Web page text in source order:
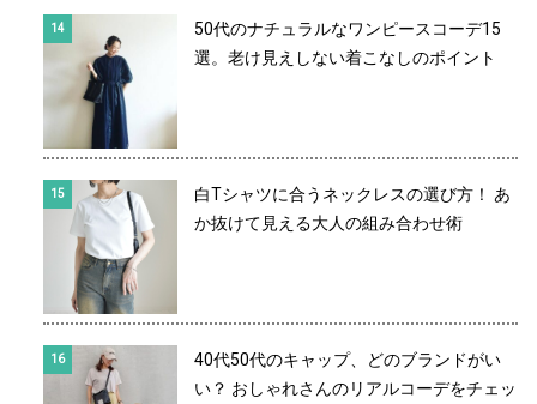
50代のナチュラルなワンピースコーデ15
選。老け見えしない着こなしのポイント
白Tシャツに合うネックレスの選び方！ あ
か抜けて見える大人の組み合わせ術
40代50代のキャップ、どのブランドがい
い？ おしゃれさんのリアルコーデをチェッ